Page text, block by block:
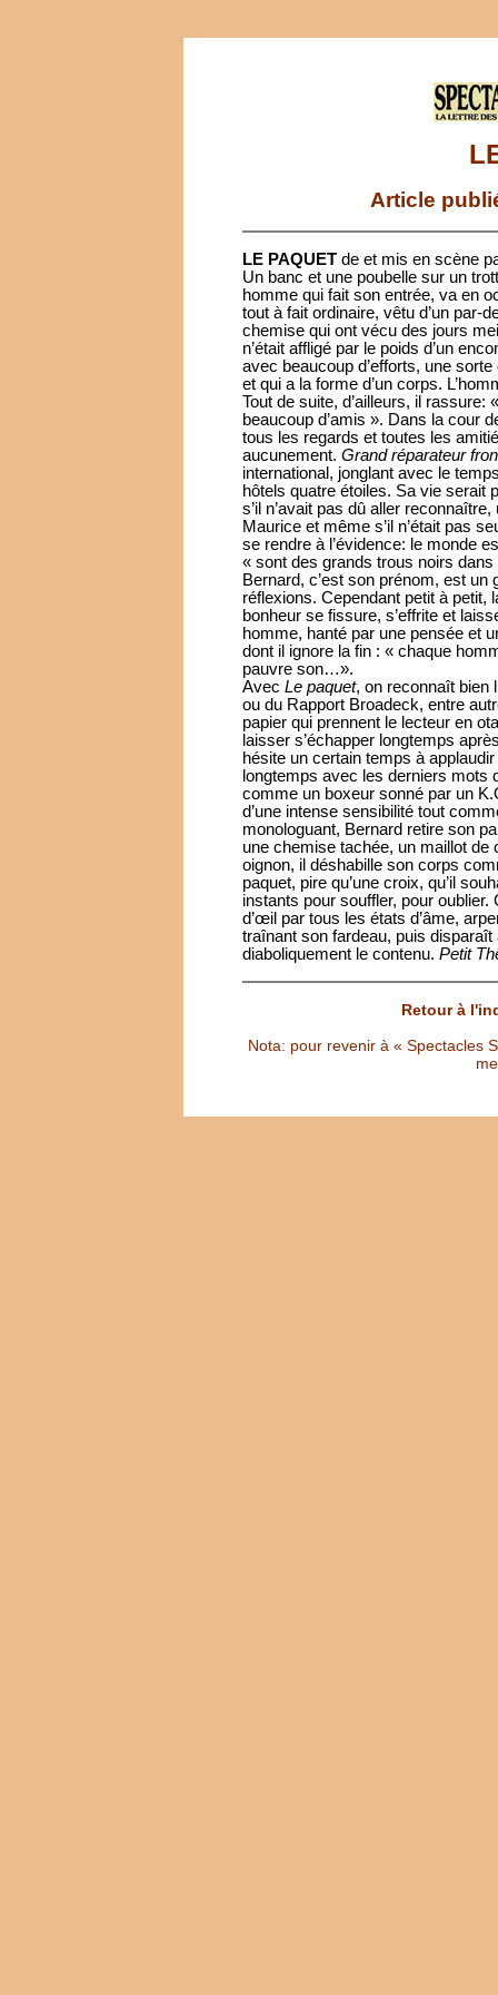
Article
LE PAQUET de et mis en scène
Un banc et une poubelle sur un
homme qui fait son entrée, va en
tout à fait ordinaire, vêtu d’un par-
chemise qui ont vécu des jours
n’était affligé par le poids d’un
avec beaucoup d’efforts, une
et qui a la forme d’un corps.
Tout de suite, d’ailleurs, il
beaucoup d’amis ». Dans la cour
tous les regards et toutes les
aucunement. Grand réparateur
international, jonglant avec le
hôtels quatre étoiles. Sa vie serait
s’il n’avait pas dû aller
Maurice et même s’il n’était pas
se rendre à l’évidence: le monde
« sont des grands trous noirs
Bernard, c’est son prénom, est
réflexions. Cependant petit à petit,
bonheur se fissure, s’effrite et
homme, hanté par une pensée et
dont il ignore la fin : « chaque
pauvre son…».
Avec Le paquet, on reconnaît bien
ou du Rapport Broadeck, entre
papier qui prennent le lecteur en
laisser s’échapper longtemps
hésite un certain temps à
longtemps avec les derniers mots
comme un boxeur sonné par un
d’une intense sensibilité tout
monologuant, Bernard retire son
une chemise tachée, un maillot
oignon, il déshabille son corps
paquet, pire qu’une croix, qu’il
instants pour souffler, pour
d’œil par tous les états d’âme,
traînant son fardeau, puis
diaboliquement le contenu. Petit
Retour à
Nota: pour revenir à « Spectacles